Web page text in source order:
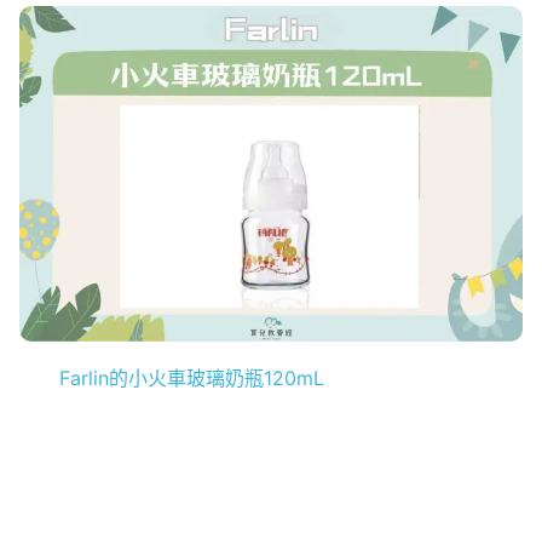
Farlin的小火車玻璃奶瓶120mL